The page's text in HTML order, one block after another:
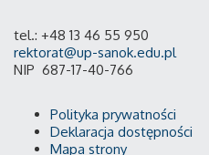
tel.: +48 13 46 55 950
rektorat@up-sanok.edu.pl
NIP 687-17-40-766
Polityka prywatności
Deklaracja dostępności
Mapa strony